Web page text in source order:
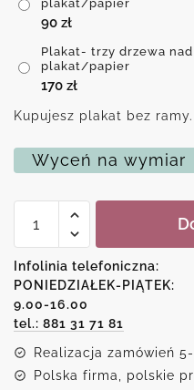
plakat/papier
90 zł
Plakat- trzy drzewa
plakat/papier
170 zł
Kupujesz plakat bez ramy.
Wyceń na wymiar
Plakat-
nad
wodą
Infolinia telefoniczna:
PONIEDZIAŁEK-PIĄTEK:
9.00-16.00
tel.: 881 31 71 81
Realizacja zamówień
Polska firma, polskie